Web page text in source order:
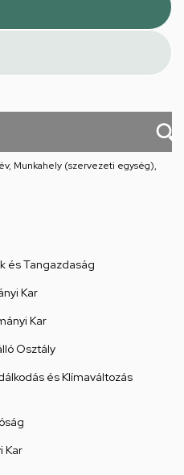
Munkahely (szervezeti egység),
és Tangazdaság
Kar
Kar
Osztály
és Klímaváltozás
Kar